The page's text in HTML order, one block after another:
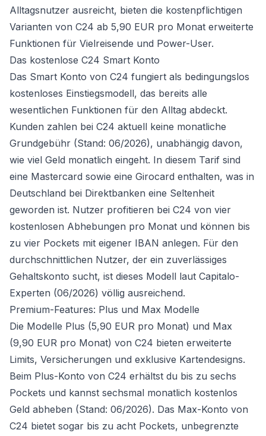
Alltagsnutzer ausreicht, bieten die kostenpflichtigen
Varianten von C24 ab 5,90 EUR pro Monat erweiterte
Funktionen für Vielreisende und Power-User.
Das kostenlose C24 Smart Konto
Das Smart Konto von C24 fungiert als bedingungslos
kostenloses Einstiegsmodell, das bereits alle
wesentlichen Funktionen für den Alltag abdeckt.
Kunden zahlen bei C24 aktuell keine monatliche
Grundgebühr (Stand: 06/2026), unabhängig davon,
wie viel Geld monatlich eingeht. In diesem Tarif sind
eine Mastercard sowie eine Girocard enthalten, was in
Deutschland bei Direktbanken eine Seltenheit
geworden ist. Nutzer profitieren bei C24 von vier
kostenlosen Abhebungen pro Monat und können bis
zu vier Pockets mit eigener IBAN anlegen. Für den
durchschnittlichen Nutzer, der ein zuverlässiges
Gehaltskonto sucht, ist dieses Modell laut Capitalo-
Experten (06/2026) völlig ausreichend.
Premium-Features: Plus und Max Modelle
Die Modelle Plus (5,90 EUR pro Monat) und Max
(9,90 EUR pro Monat) von C24 bieten erweiterte
Limits, Versicherungen und exklusive Kartendesigns.
Beim Plus-Konto von C24 erhältst du bis zu sechs
Pockets und kannst sechsmal monatlich kostenlos
Geld abheben (Stand: 06/2026). Das Max-Konto von
C24 bietet sogar bis zu acht Pockets, unbegrenzte